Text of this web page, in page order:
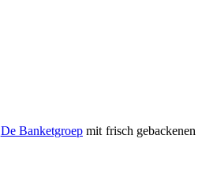
De Banketgroepmit frisch gebackenen